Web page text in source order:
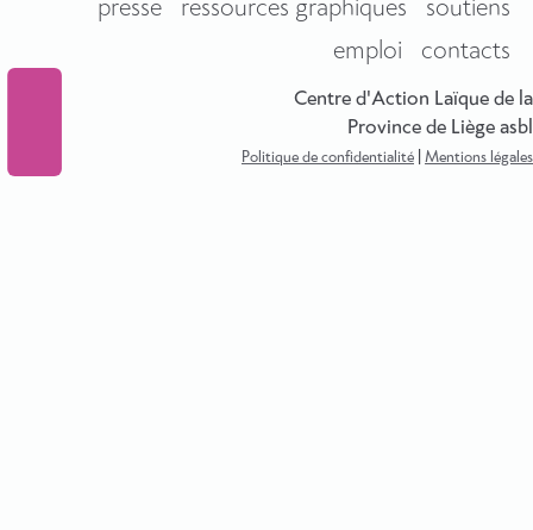
presse ressources graphiques
soutiens
emploi
contacts
Centre d'Action Laïque de la
Province de Liège asbl
Politique de confidentialité Mentions légales